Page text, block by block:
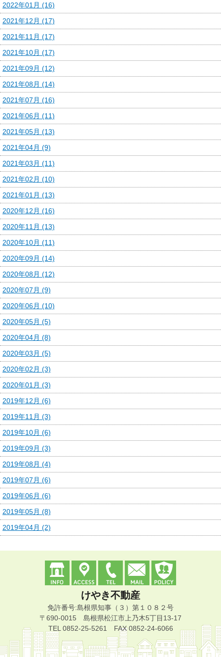
2022年01月 (16)
2021年12月 (17)
2021年11月 (17)
2021年10月 (17)
2021年09月 (12)
2021年08月 (14)
2021年07月 (16)
2021年06月 (11)
2021年05月 (13)
2021年04月 (9)
2021年03月 (11)
2021年02月 (10)
2021年01月 (13)
2020年12月 (16)
2020年11月 (13)
2020年10月 (11)
2020年09月 (14)
2020年08月 (12)
2020年07月 (9)
2020年06月 (10)
2020年05月 (5)
2020年04月 (8)
2020年03月 (5)
2020年02月 (3)
2020年01月 (3)
2019年12月 (6)
2019年11月 (3)
2019年10月 (6)
2019年09月 (3)
2019年08月 (4)
2019年07月 (6)
2019年06月 (6)
2019年05月 (8)
2019年04月 (2)
けやき不動産
免許番号:島根県知事（３）第１０８２号
〒690-0015 島根県松江市上乃木5丁目13-17
TEL 0852-25-5261 FAX 0852-24-6066